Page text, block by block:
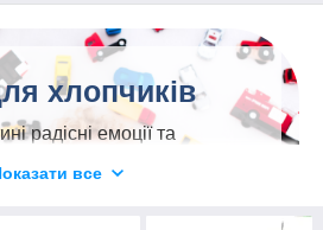
хлопчиків
радісні емоції та
за приємними
все